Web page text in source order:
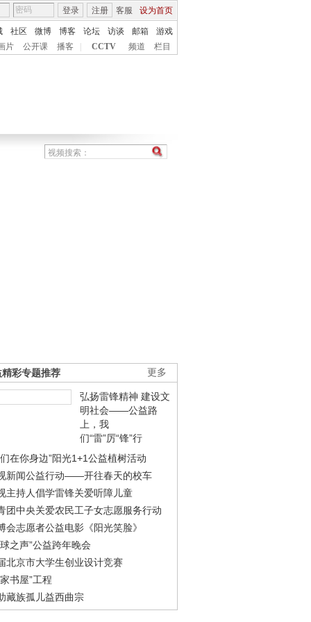
客服 设为首页
登录 注册
社区 微博 博客 论坛 访谈 邮箱
游戏
片 公开课 播客 CCTV 频道 栏目
更多
精彩专题推荐
弘扬雷锋精神 建设文
明社会——公益路
上，我
们“雷”厉“锋”行
在你身边”阳光1+1公益植树活动
新闻公益行动——开往春天的校车
主持人倡学雷锋关爱听障儿童
团中央关爱农民工子女志愿服务行动
会志愿者公益电影《阳光笑脸》
之声”公益跨年晚会
北京市大学生创业设计竞赛
书屋”工程
藏族孤儿益西曲宗